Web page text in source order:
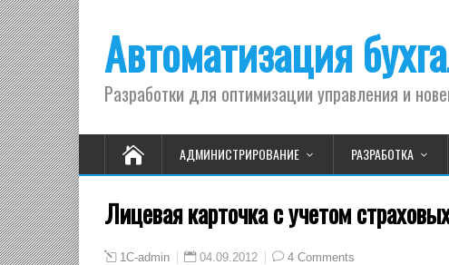
Автоматизация
Разработки для оптимизации управления и
АДМИНИСТРИРОВАНИЕ РАЗРАБОТКА
Лицевая карточка с учетом
1C-admin 04.09.2012 4 Comments